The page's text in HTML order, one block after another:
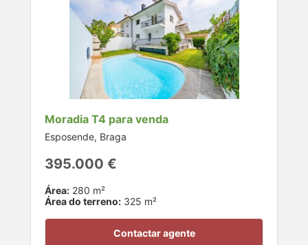
Moradia T4 para venda
Esposende, Braga
395.000 €
Área: 280 m²
Área do terreno: 325 m²
Contactar agente